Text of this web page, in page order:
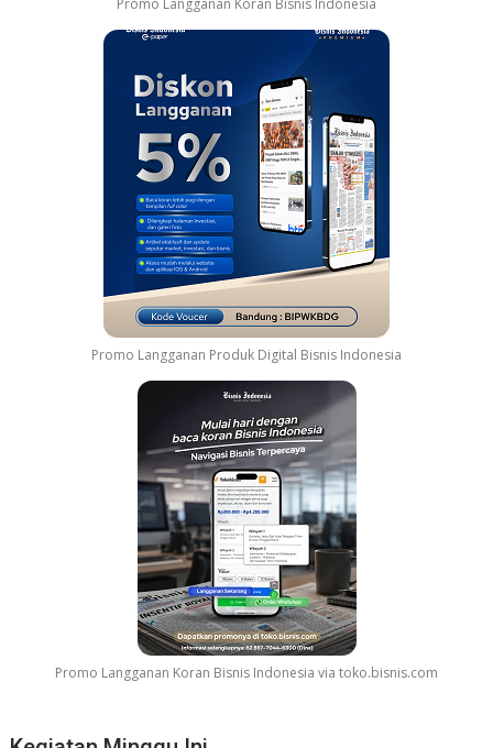
Promo Langganan Produk Digital Bisnis Indonesia
Promo Langganan Koran Bisnis Indonesia via toko.bisnis.com